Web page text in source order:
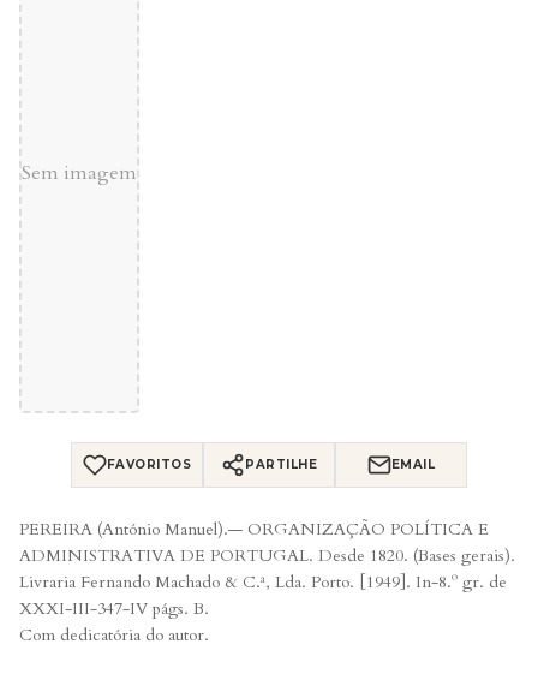
Sem imagem
FAVORITOS PARTILHE EMAIL
PEREIRA (António Manuel).— ORGANIZAÇÃO POLÍTICA E
ADMINISTRATIVA DE PORTUGAL. Desde 1820. (Bases gerais).
Livraria Fernando Machado & C.ª, Lda. Porto. [1949]. In-8.º gr. de
XXXI-III-347-IV págs. B.
Com dedicatória do autor.